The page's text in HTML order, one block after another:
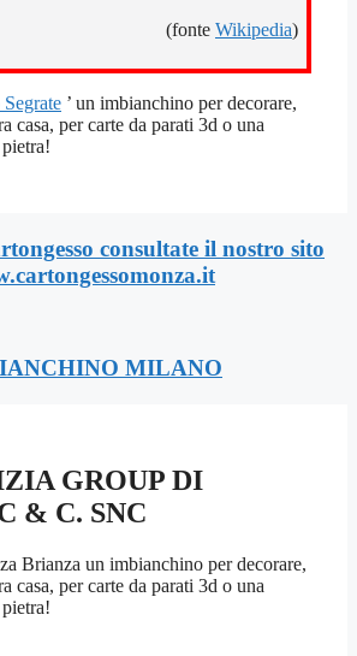
(fonte Wikipedia)
’ un imbianchino per decorare,
casa, per carte da parati 3d o una
consultate il nostro sito
MILANO
GROUP DI
& C. SNC
Brianza un imbianchino per decorare,
casa, per carte da parati 3d o una